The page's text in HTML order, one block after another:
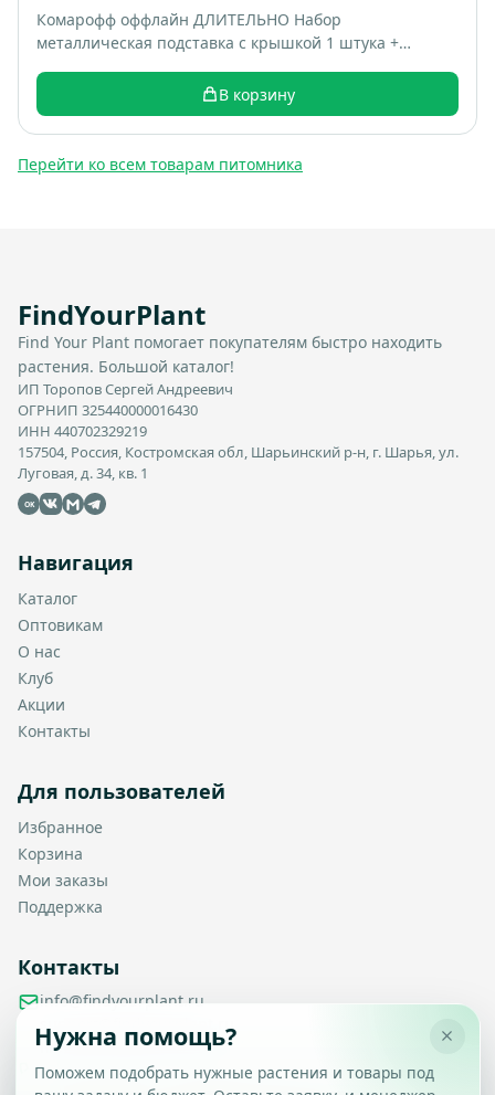
Комарофф оффлайн ДЛИТЕЛЬНО Набор
металлическая подставка с крышкой 1 штука +
В корзину
Перейти ко всем товарам питомника
FindYourPlant
Find Your Plant помогает покупателям быстро находить
растения. Большой каталог!
ИП Торопов Сергей Андреевич
ОГРНИП 325440000016430
ИНН 440702329219
157504, Россия, Костромская обл, Шарьинский р-н, г. Шарья, ул.
Луговая, д. 34, кв. 1
OK
Навигация
Каталог
Оптовикам
О нас
Клуб
Акции
Контакты
Для пользователей
Избранное
Корзина
Мои заказы
Поддержка
Контакты
info@findyourplant.ru
support@findyourplant.ru
findyourplantofficial@gmail.com
+7 929 115-17-50
Нужна помощь?
Поможем подобрать нужные растения и товары под